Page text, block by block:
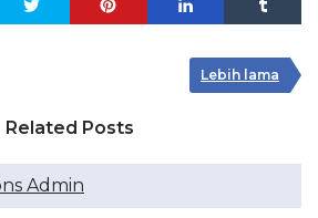
Lebih lama
Related Posts
Admin